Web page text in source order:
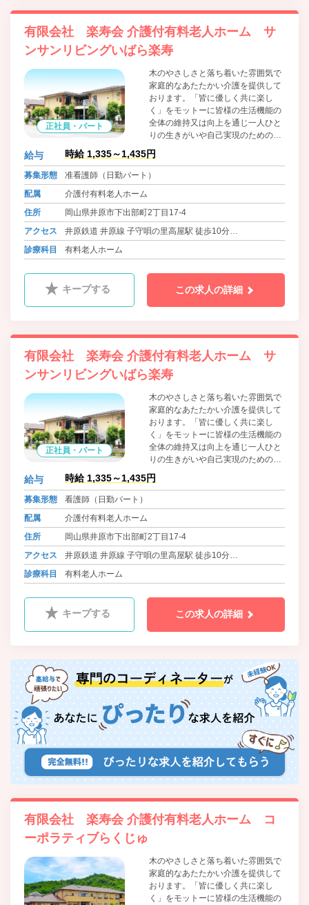
有限会社 楽寿会 介護付有料老人ホーム サ
ンサンリビングいばら楽寿
正社員・パート
木のやさしさと落ち着いた雰囲気で
家庭的なあたたかい介護を提供して
おります。「皆に優しく共に楽し
く」をモットーに皆様の生活機能の
全体の維持又は向上を通じ一人ひと
りの生きがいや自己実現のための取
り組みを総合的に支援し、生活の質
の向上に努めております。食材は地
場のものにこだわり、魚は魚市場、
お米は井原産のものを使用していま
ただきたいと、和食を中心に洋食、
中華とバラエティに富んだメニュー
を用意し、管理栄養士がご入居者様
が高くバランスの取れた食事を毎日
提供しています。
給与 時給 1,335～1,435円
募集形態
准看護師（日勤パート）
配属
介護付有料老人ホーム
住所
岡山県井原市下出部町2丁目17-4
アクセス
井原鉄道 井原線 子守唄の里高屋駅 徒歩10分
バス 井原あいあいバス 下出部町二丁目 徒歩2分
診療科目 有料老人ホーム
キープする この求人の詳細
有限会社 楽寿会 介護付有料老人ホーム サ
ンサンリビングいばら楽寿
正社員・パート
木のやさしさと落ち着いた雰囲気で
家庭的なあたたかい介護を提供して
おります。「皆に優しく共に楽し
く」をモットーに皆様の生活機能の
全体の維持又は向上を通じ一人ひと
りの生きがいや自己実現のための取
り組みを総合的に支援し、生活の質
の向上に努めております。食材は地
お米は井原産のものを使用していま
ただきたいと、和食を中心に洋食、
中華とバラエティに富んだメニュー
を用意し、管理栄養士がご入居者様
が高くバランスの取れた食事を毎日
提供しています。
給与 時給 1,335～1,435円
募集形態
看護師（日勤パート）
配属
介護付有料老人ホーム
住所
岡山県井原市下出部町2丁目17-4
アクセス
井原鉄道 井原線 子守唄の里高屋駅 徒歩10分
バス 井原あいあいバス 下出部町二丁目 徒歩2分
診療科目 有料老人ホーム
キープする この求人の詳細
有限会社 楽寿会 介護付有料老人ホーム コ
ーポラティブらくじゅ
木のやさしさと落ち着いた雰囲気で
家庭的なあたたかい介護を提供して
おります。「皆に優しく共に楽し
く」をモットーに皆様の生活機能の